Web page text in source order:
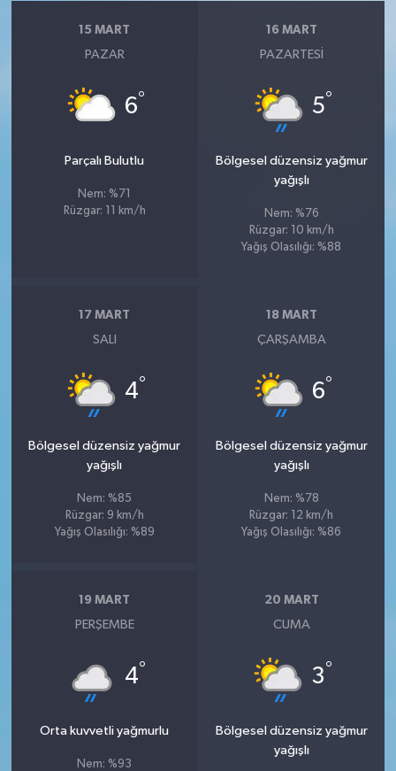
15 MART
PAZAR
6°
Parçalı Bulutlu
Nem: %71
Rüzgar: 11 km/h
16 MART
PAZARTESI
5°
Bölgesel düzensiz yağmur
yağışlı
Nem: %76
Rüzgar: 10 km/h
Yağış Olasılığı: %88
17 MART
SALI
4°
Bölgesel düzensiz yağmur
yağışlı
Nem: %85
Rüzgar: 9 km/h
Yağış Olasılığı: %89
18 MART
ÇARŞAMBA
6°
Bölgesel düzensiz yağmur
yağışlı
Nem: %78
Rüzgar: 12 km/h
Yağış Olasılığı: %86
19 MART
PERŞEMBE
4°
Orta kuvvetli yağmurlu
Nem: %93
20 MART
CUMA
3°
Bölgesel düzensiz yağmur
yağışlı